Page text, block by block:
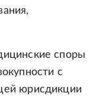
споры
с
юрисдикции